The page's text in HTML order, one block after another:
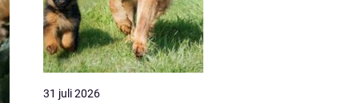
31 juli 2026